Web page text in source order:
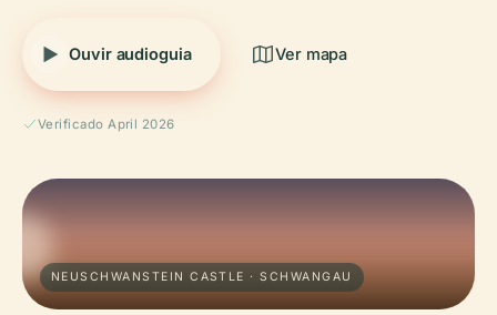
Ouvir audioguia Ver mapa
Verificado April 2026
NEUSCHWANSTEIN CASTLE · SCHWANGAU